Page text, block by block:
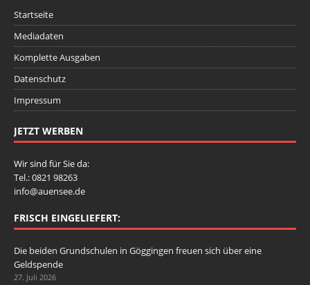
Startseite
Mediadaten
Komplette Ausgaben
Datenschutz
Impressum
JETZT WERBEN
Wir sind für Sie da:
Tel.: 0821 98263
info@auensee.de
FRISCH EINGELIEFERT:
Die beiden Grundschulen in Göggingen freuen sich über eine
Geldspende
27. Juli 2026